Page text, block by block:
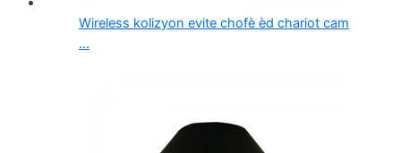
Wireless kolizyon evite chofè èd chariot cam
...